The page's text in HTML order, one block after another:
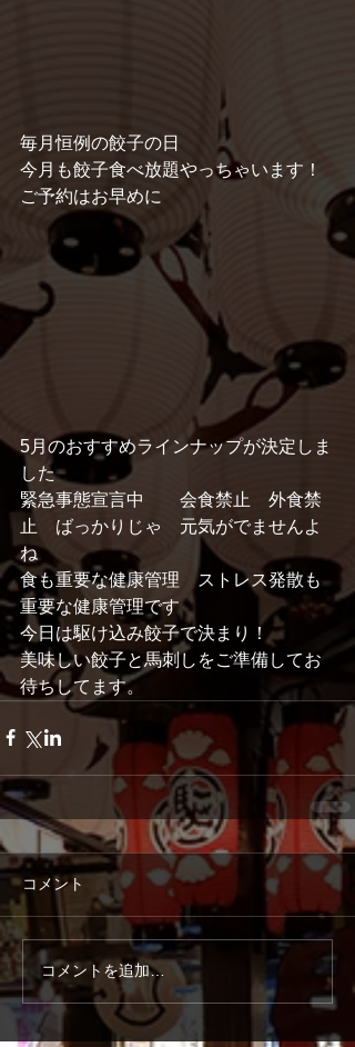
毎月恒例の餃子の日
今月も餃子食べ放題やっちゃいます！
ご予約はお早めに
5月のおすすめラインナップが決定しま
した
緊急事態宣言中　　会食禁止　外食禁
止　ばっかりじゃ　元気がでませんよ
ね
食も重要な健康管理　ストレス発散も
重要な健康管理です
今日は駆け込み餃子で決まり！
美味しい餃子と馬刺しをご準備してお
待ちしてます。
コメント
コメントを追加…